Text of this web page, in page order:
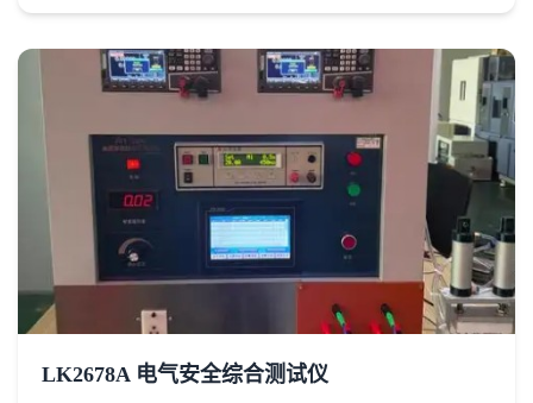
LK2678A 电气安全综合测试仪